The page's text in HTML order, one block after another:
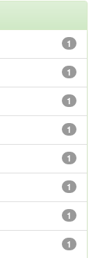
1
1
1
1
1
1
1
1